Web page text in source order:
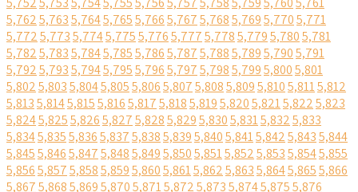
5,7625,7635,7645,7655,7665,7675,7685,7695,7705,771
5,7725,7735,7745,7755,7765,7775,7785,7795,7805,781
5,7825,7835,7845,7855,7865,7875,7885,7895,7905,791
5,7925,7935,7945,7955,7965,7975,7985,7995,8005,801
5,8025,8035,8045,8055,8065,8075,8085,8095,8105,8115,812
5,8135,8145,8155,8165,8175,8185,8195,8205,8215,8225,823
5,8245,8255,8265,8275,8285,8295,8305,8315,8325,833
5,8345,8355,8365,8375,8385,8395,8405,8415,8425,8435,844
5,8455,8465,8475,8485,8495,8505,8515,8525,8535,8545,855
5,8565,8575,8585,8595,8605,8615,8625,8635,8645,8655,866
5,8675,8685,8695,8705,8715,8725,8735,8745,8755,876